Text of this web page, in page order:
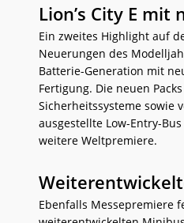
Lion’s City E
Ein zweites Highlight auf
Neuerungen des
Batterie-Generation mit
Fertigung. Die neuen
Sicherheitssysteme sowie
ausgestellte Low-Entry-
weitere Weltpremiere.
Ebenfalls Messepremiere